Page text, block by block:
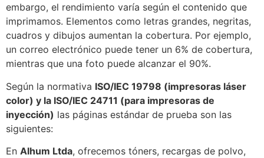
embargo, el rendimiento varía según el contenido que
imprimamos. Elementos como letras grandes, negritas,
cuadros y dibujos aumentan la cobertura. Por ejemplo,
un correo electrónico puede tener un 6% de cobertura,
mientras que una foto puede alcanzar el 90%.
Según la normativa ISO/IEC 19798 (impresoras láser
color) y la ISO/IEC 24711 (para impresoras de
inyección) las páginas estándar de prueba son las
siguientes:
En Alhum Ltda, ofrecemos tóners, recargas de polvo,